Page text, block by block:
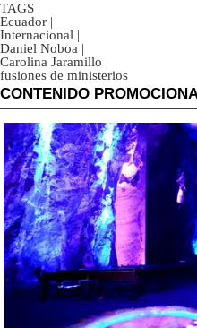
TAGS
Ecuador |
Internacional |
Daniel Noboa |
Carolina Jaramillo |
fusiones de ministerios